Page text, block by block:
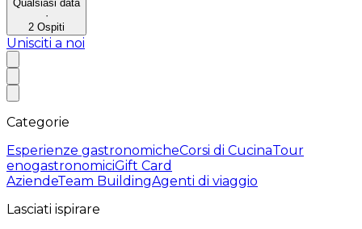
Qualsiasi data
·
2 Ospiti
Unisciti a noi
Categorie
Esperienze gastronomicheCorsi di CucinaTour
enogastronomiciGift Card
AziendeTeam BuildingAgenti di viaggio
Lasciati ispirare